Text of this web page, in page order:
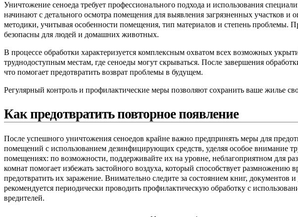
Уничтожение сеноеда требует профессионального подхода и использования
начинают с детального осмотра помещения для выявления загрязненных участков
методики, учитывая особенности помещения, тип материалов и степень проблемы.
безопасны для людей и домашних животных.
В процессе обработки характеризуется комплексным охватом всех возможных
труднодоступным местам, где сеноеды могут скрываться. После завершения
что помогает предотвратить возврат проблемы в будущем.
Регулярный контроль и профилактические меры позволяют сохранить ваше жилье
Как предотвратить повторное появление
После успешного уничтожения сеноедов крайне важно предпринять меры для
помещений с использованием дезинфицирующих средств, уделяя особое внимание
помещениях: по возможности, поддерживайте их на уровне, неблагоприятном для
комнат помогает избежать застойного воздуха, который способствует
предотвратить их заражение. Внимательно следите за состоянием книг,
рекомендуется периодически проводить профилактическую обработку с
вредителей.